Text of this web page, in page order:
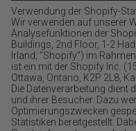
Verwendung der Shopify-
Wir verwenden auf unserer
Analysefunktionen der
Buildings, 2nd Floor, 1-2
Irland; "Shopify") im
ist ein mit der Shopify Inc.
Ottawa, Ontario, K2P 2L8,
Die Datenverarbeitung dient
und ihrer Besucher. Dazu
Optimierungszwecken
Statistiken bereitgestellt.